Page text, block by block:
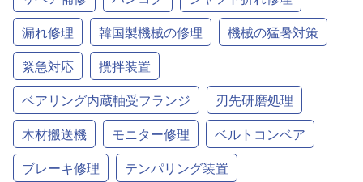
漏れ修理
韓国製機械の修理
機械の猛暑対策
緊急対応
攪拌装置
ベアリング内蔵軸受フランジ
刃先研磨処理
木材搬送機
モニター修理
ベルトコンベア
ブレーキ修理
テンパリング装置